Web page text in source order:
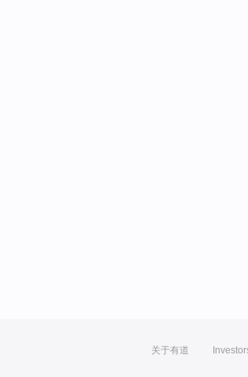
关于有道